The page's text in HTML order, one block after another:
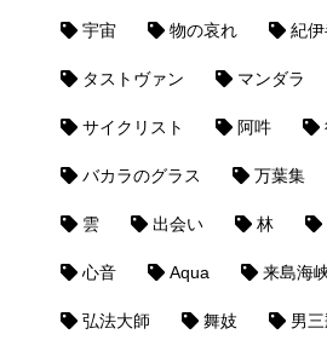
宇宙 物の哀れ 紀
タストヴァン マンダラ
サイクリスト 阿吽
バカラのグラス 万葉集
雲 出会い 林
心音 Aqua 来島海
弘法大師 舞妓 男